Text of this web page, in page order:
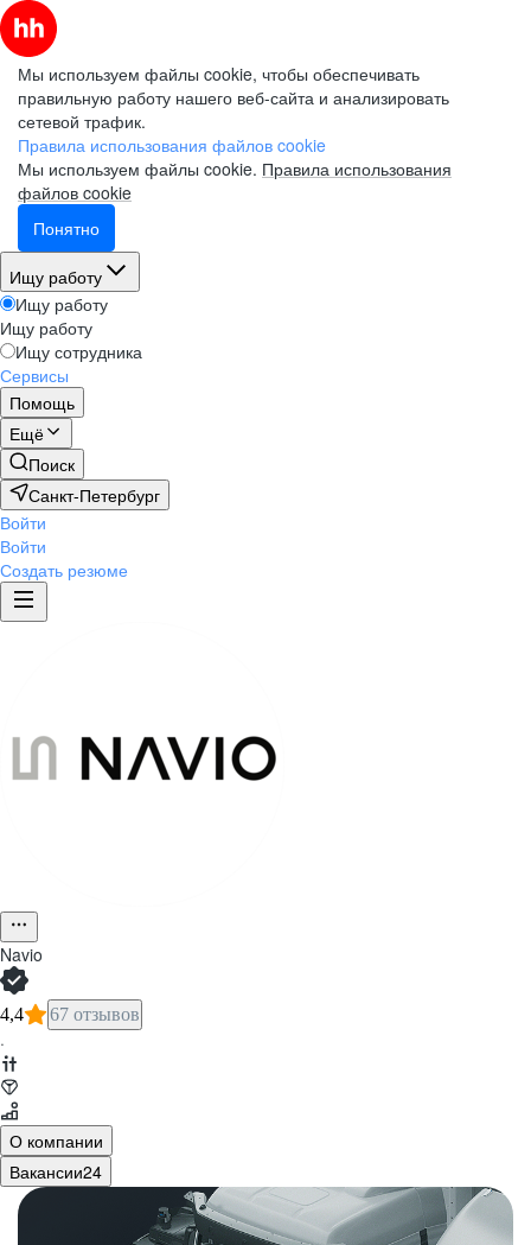
Мы используем файлы cookie, чтобы обеспечивать
правильную работу нашего веб-сайта и анализировать
сетевой трафик.
Правила использования файлов cookie
Мы используем файлы cookie. Правила использования
файлов cookie
Понятно
Ищу работу
Ищу работу
Ищу работу
Ищу сотрудника
Сервисы
Помощь
Ещё
Поиск
Санкт-Петербург
Войти
Войти
Создать резюме
Navio
4,4 67 отзывов
·
О компании
Вакансии24